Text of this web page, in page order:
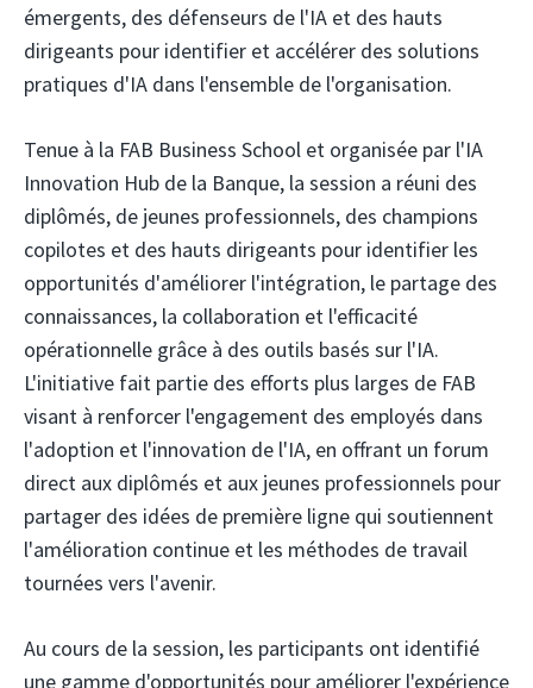
émergents, des défenseurs de l'IA et des hauts
dirigeants pour identifier et accélérer des solutions
pratiques d'IA dans l'ensemble de l'organisation.
Tenue à la FAB Business School et organisée par l'IA
Innovation Hub de la Banque, la session a réuni des
diplômés, de jeunes professionnels, des champions
copilotes et des hauts dirigeants pour identifier les
opportunités d'améliorer l'intégration, le partage des
connaissances, la collaboration et l'efficacité
opérationnelle grâce à des outils basés sur l'IA.
L'initiative fait partie des efforts plus larges de FAB
visant à renforcer l'engagement des employés dans
l'adoption et l'innovation de l'IA, en offrant un forum
direct aux diplômés et aux jeunes professionnels pour
partager des idées de première ligne qui soutiennent
l'amélioration continue et les méthodes de travail
tournées vers l'avenir.
Au cours de la session, les participants ont identifié
une gamme d'opportunités pour améliorer l'expérience